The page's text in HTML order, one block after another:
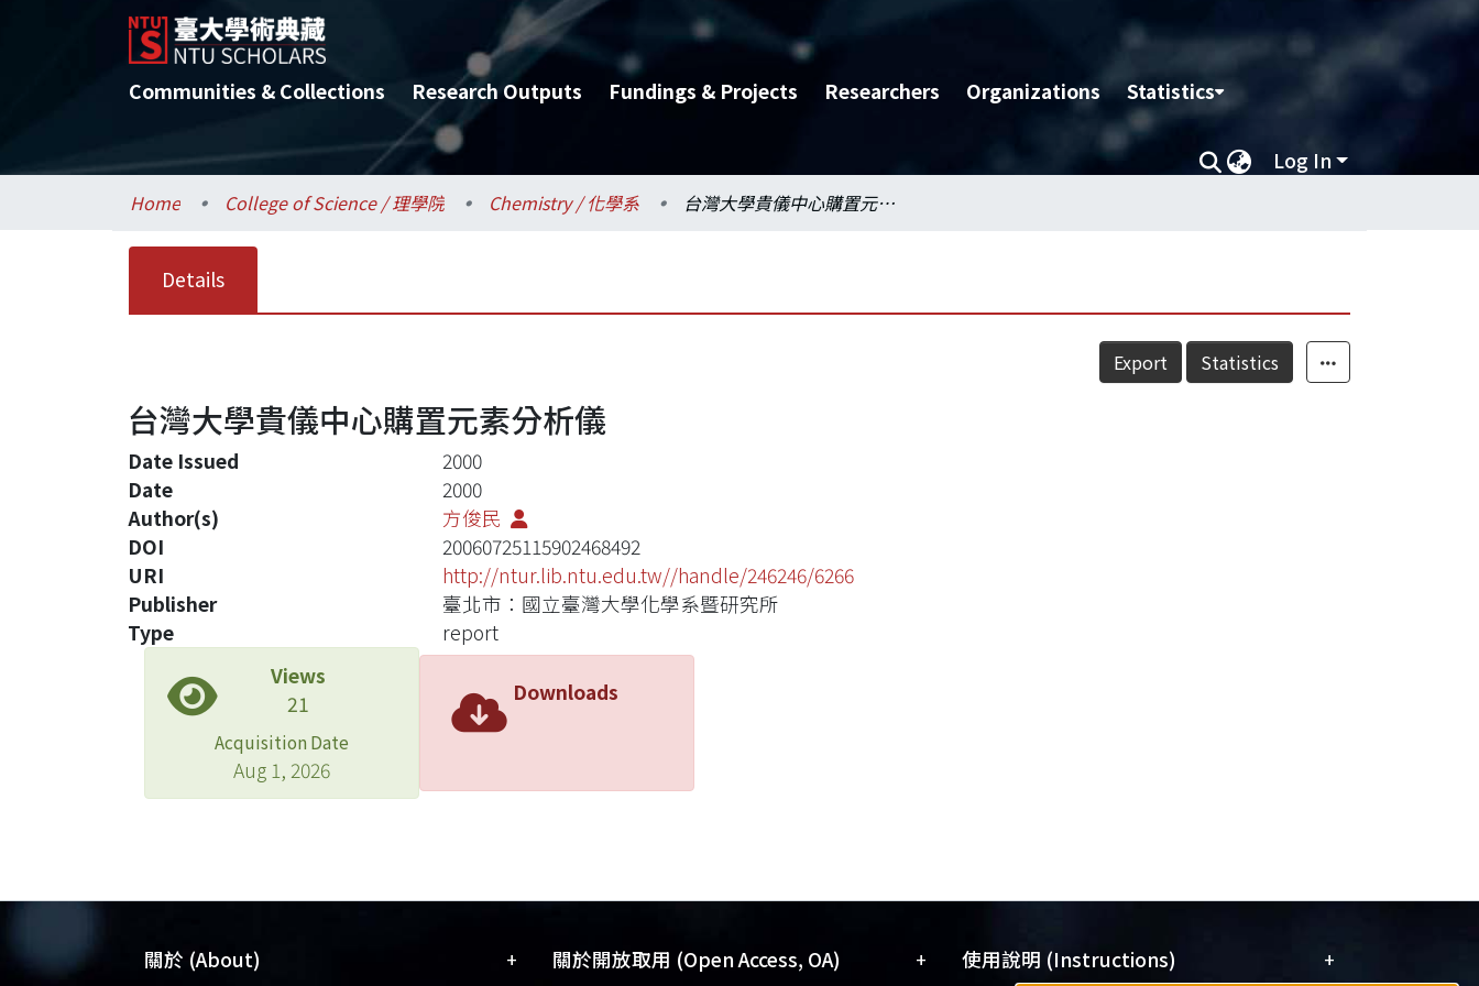
Communities & Collections Research Outputs Fundings & Projects Researchers Organizations Statistics
Log In
Home College of Science / 理學院 Chemistry / 化學系 台灣大學貴儀中心購置元素分析儀
Details
Export Statistics
台灣大學貴儀中心購置元素分析儀
Date Issued
2000
Date
2000
Author(s)
方俊民
DOI
20060725115902468492
URI
http://ntur.lib.ntu.edu.tw//handle/246246/6266
Publisher
臺北市：國立臺灣大學化學系暨研究所
Type
report
Views
21
Acquisition Date
Aug 1, 2026
Downloads
關於 (About) + 關於開放取用 (Open Access, OA) + 使用說明 (Instructions) +